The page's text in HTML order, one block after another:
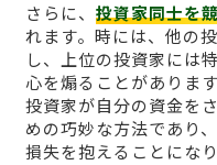
さらに、 投資家同士を
れます。時には、他の
し、上位の投資家には
心を煽ることがありま
投資家が自分の資金を
めの巧妙な方法であり
損失を抱えることになり